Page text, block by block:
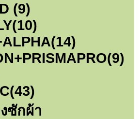
(9)
(10)
(14)
(9)
(43)
ซักผ้า